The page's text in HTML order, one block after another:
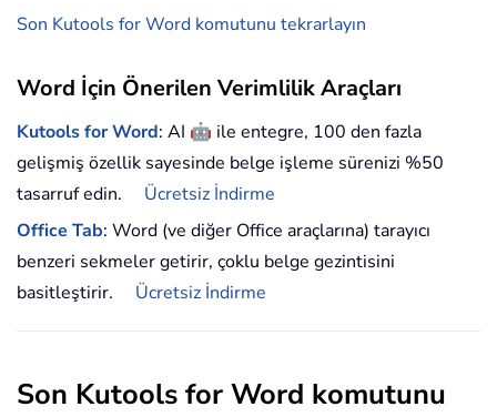
Son Kutools for Word komutunu tekrarlayın
Word İçin Önerilen Verimlilik Araçları
Kutools for Word: AI 🤖 ile entegre, 100 den fazla
gelişmiş özellik sayesinde belge işleme sürenizi %50
tasarruf edin.
Ücretsiz İndirme
Office Tab: Word (ve diğer Office araçlarına) tarayıcı
benzeri sekmeler getirir, çoklu belge gezintisini
basitleştirir.
Ücretsiz İndirme
Son Kutools for Word komutunu